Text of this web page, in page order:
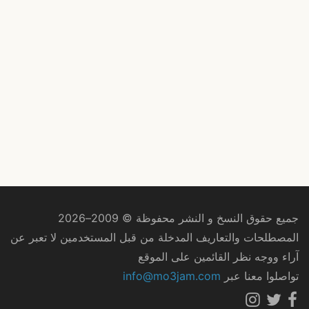
جميع حقوق النسخ و النشر محفوظة © 2009–2026
المصطلحات والتعاريف المدخلة من قبل المستخدمين لا تعبر عن
آراء ووجه نظر القائمين على الموقع
تواصلوا معنا عبر info@mo3jam.com